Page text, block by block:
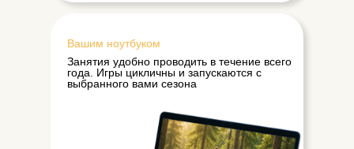
Занятия удобно проводить в течение всего
года. Игры цикличны и запускаются с
выбранного вами сезона
Вашим ноутбуком